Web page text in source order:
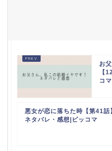
お
【
コマ
悪女が恋に落ちた時【第41話
ネタバレ・感想|ピッコマ